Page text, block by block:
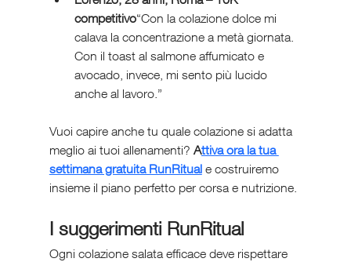
competitivo“Con la colazione dolce mi
calava la concentrazione a metà giornata.
Con il toast al salmone affumicato e
avocado, invece, mi sento più lucido
anche al lavoro.”
Vuoi capire anche tu quale colazione si adatta
meglio ai tuoi allenamenti? Attiva ora la tua
settimana gratuita RunRitual e costruiremo
insieme il piano perfetto per corsa e nutrizione.
I suggerimenti RunRitual
Ogni colazione salata efficace deve rispettare